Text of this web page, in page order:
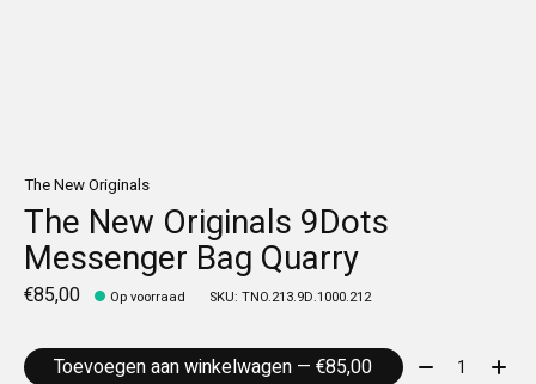
The New Originals
The New Originals 9Dots
Messenger Bag Quarry
€85,00 Op voorraad SKU: TNO.213.9D.1000.212
Toevoegen aan winkelwagen — €85,00 Aantal: